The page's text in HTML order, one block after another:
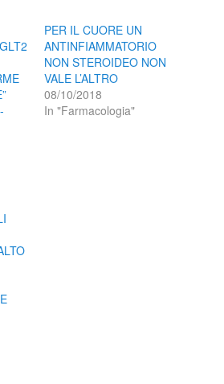
PER IL CUORE UN
ANTINFIAMMATORIO
NON STEROIDEO NON
VALE L’ALTRO
08/10/2018
In "Farmacologia"